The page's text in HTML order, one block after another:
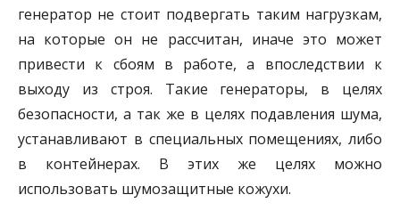
генератор не стоит подвергать таким нагрузкам,
на которые он не рассчитан, иначе это может
привести к сбоям в работе, а впоследствии к
выходу из строя. Такие генераторы, в целях
безопасности, а так же в целях подавления шума,
устанавливают в специальных помещениях, либо
в контейнерах. В этих же целях можно
использовать шумозащитные кожухи.